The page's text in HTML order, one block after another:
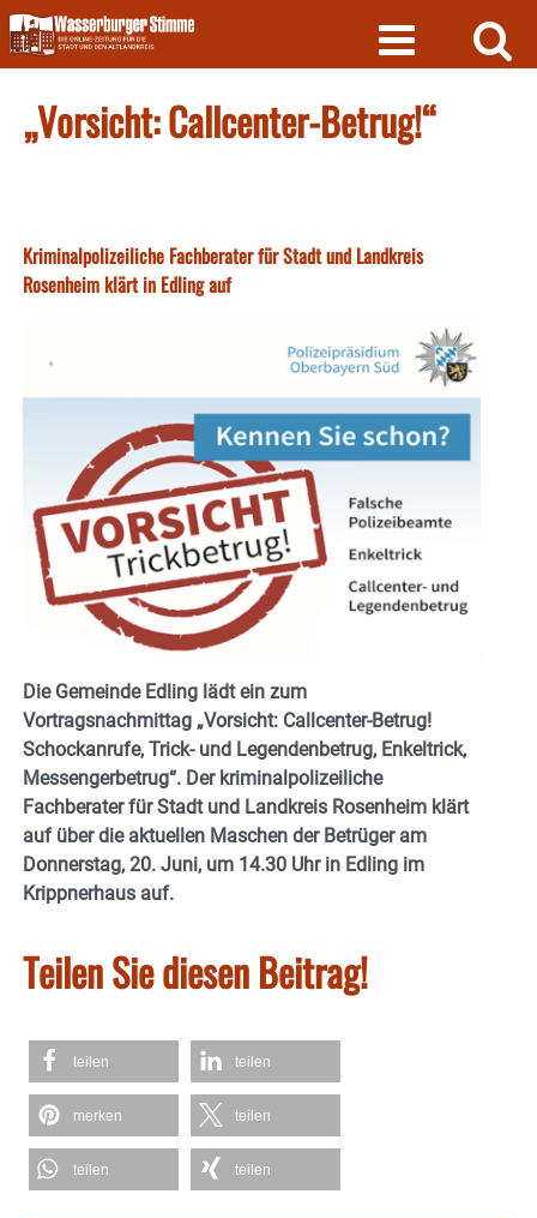
Skip
to
content
„Vorsicht: Callcenter-Betrug!“
Kriminalpolizeiliche Fachberater für Stadt und Landkreis
Rosenheim klärt in Edling auf
Die Gemeinde Edling lädt ein zum
Vortragsnachmittag „Vorsicht: Callcenter-Betrug!
Schockanrufe, Trick- und Legendenbetrug, Enkeltrick,
Messengerbetrug“. Der kriminalpolizeiliche
Fachberater für Stadt und Landkreis Rosenheim klärt
auf über die aktuellen Maschen der Betrüger am
Donnerstag, 20. Juni, um 14.30 Uhr in Edling im
Krippnerhaus auf.
Teilen Sie diesen Beitrag!
teilen teilen
merken teilen
teilen teilen